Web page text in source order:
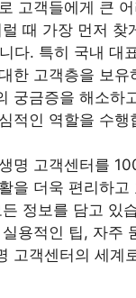
고객들에게 큰
때 가장 먼저 찾
니다. 특히 국내 대
한 고객층을 보유
궁금증을 해소하
적인 역할을 수행
명 고객센터를
을 더욱 편리하고
정보를 담고 있
용적인 팁, 자주
고객센터의 세계